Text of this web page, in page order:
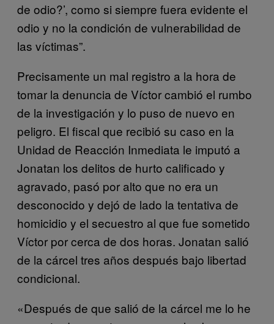
de odio?’, como si siempre fuera evidente el
odio y no la condición de vulnerabilidad de
las víctimas”.
Precisamente un mal registro a la hora de
tomar la denuncia de Víctor cambió el rumbo
de la investigación y lo puso de nuevo en
peligro. El fiscal que recibió su caso en la
Unidad de Reacción Inmediata le imputó a
Jonatan los delitos de hurto calificado y
agravado, pasó por alto que no era un
desconocido y dejó de lado la tentativa de
homicidio y el secuestro al que fue sometido
Víctor por cerca de dos horas. Jonatan salió
de la cárcel tres años después bajo libertad
condicional.
«Después de que salió de la cárcel me lo he